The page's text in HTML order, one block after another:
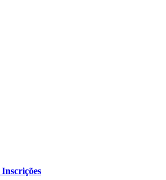
Inscrições